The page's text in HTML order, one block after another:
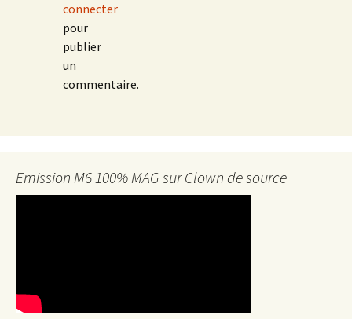
connecter
pour
publier
un
commentaire.
Emission M6 100% MAG sur Clown de source